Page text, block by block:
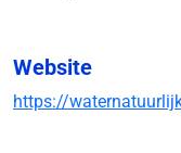
Website
https://